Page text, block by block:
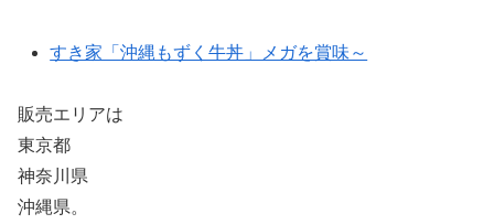
すき家「沖縄もずく牛丼」メガを賞味～
販売エリアは
東京都
神奈川県
沖縄県。